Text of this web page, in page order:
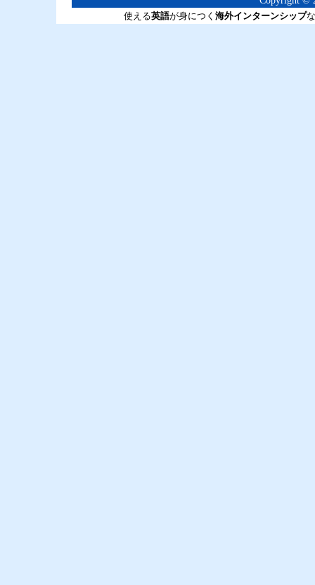
使える英語が身につく 海外インターンシップ